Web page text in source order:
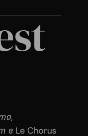
в Le Chorus